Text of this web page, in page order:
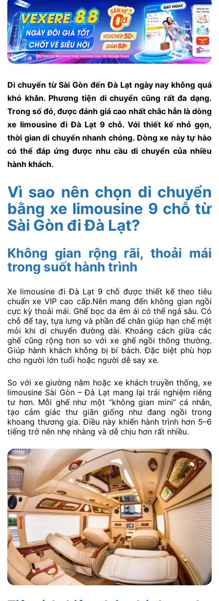
Di chuyển từ Sài Gòn đến Đà Lạt ngày nay không quá
khó khăn. Phương tiện di chuyển cũng rất đa dạng.
Trong số đó, được đánh giá cao nhất chắc hẳn là dòng
xe limousine đi Đà Lạt 9 chỗ. Với thiết kế nhỏ gọn,
thời gian di chuyển nhanh chóng. Dòng xe này tự hào
có thể đáp ứng được nhu cầu di chuyển của nhiều
hành khách.
Vì sao nên chọn di chuyển
bằng xe limousine 9 chỗ từ
Sài Gòn đi Đà Lạt?
Không gian rộng rãi, thoải mái
trong suốt hành trình
Xe limousine đi Đà Lạt 9 chỗ được thiết kế theo tiêu
chuẩn xe VIP cao cấp.Nên mang đến không gian ngồi
cực kỳ thoải mái. Ghế bọc da êm ái có thể ngả sâu. Có
chỗ để tay, tựa lưng và phần để chân giúp hạn chế mệt
mỏi khi di chuyển đường dài. Khoảng cách giữa các
ghế cũng rộng hơn so với xe ghế ngồi thông thường.
Giúp hành khách không bị bí bách. Đặc biệt phù hợp
cho người lớn tuổi hoặc người dễ say xe.
So với xe giường nằm hoặc xe khách truyền thống, xe
limousine Sài Gòn – Đà Lạt mang lại trải nghiệm riêng
tư hơn. Mỗi ghế như một “không gian mini” cá nhân,
tạo cảm giác thư giãn giống như đang ngồi trong
khoang thương gia. Điều này khiến hành trình hơn 5–6
tiếng trở nên nhẹ nhàng và dễ chịu hơn rất nhiều.